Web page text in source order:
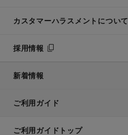
カスタマーハラスメントについて
採用情報
新着情報
ご利用ガイド
ご利用ガイドトップ